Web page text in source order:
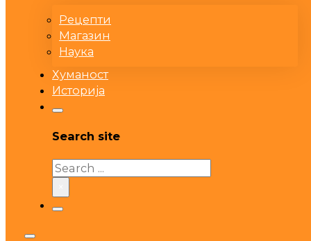
Рецепти
Магазин
Наука
Хуманост
Историја
Search site
Search